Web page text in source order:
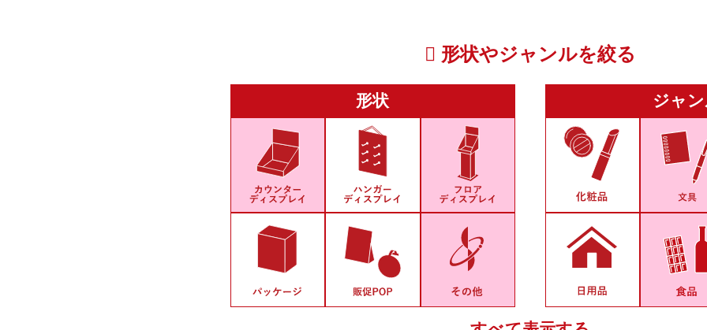
形状やジャンルを絞る
形状 ジャ